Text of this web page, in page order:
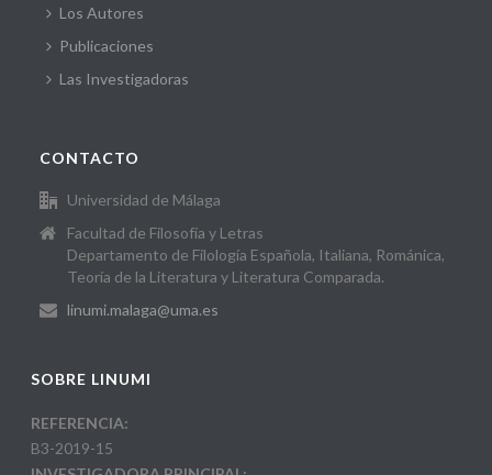
Los Autores
Publicaciones
Las Investigadoras
CONTACTO
Universidad de Málaga
Facultad de Filosofía y Letras
Departamento de Filología Española, Italiana, Románica,
Teoría de la Literatura y Literatura Comparada.
linumi.malaga@uma.es
SOBRE LINUMI
REFERENCIA:
B3-2019-15